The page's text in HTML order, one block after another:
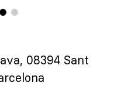
08394 Sant